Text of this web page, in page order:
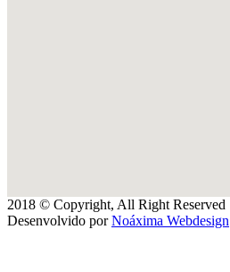
2018 © Copyright, All Right Reserved
Desenvolvido porNoáxima Webdesign